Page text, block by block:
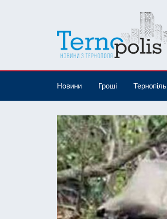
Новини Гроші Тернопіль